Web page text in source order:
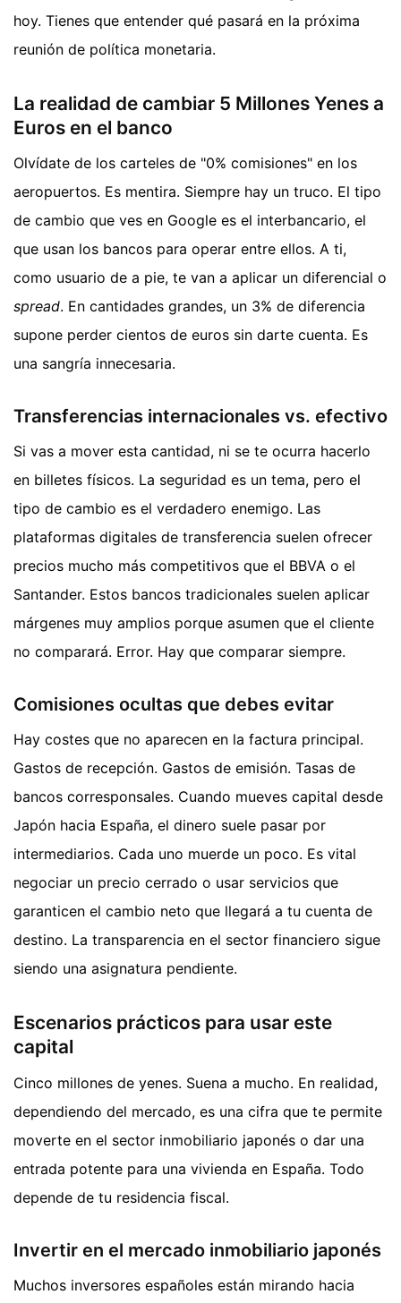
hoy. Tienes que entender qué pasará en la próxima
reunión de política monetaria.
La realidad de cambiar 5 Millones Yenes a
Euros en el banco
Olvídate de los carteles de "0% comisiones" en los
aeropuertos. Es mentira. Siempre hay un truco. El tipo
de cambio que ves en Google es el interbancario, el
que usan los bancos para operar entre ellos. A ti,
como usuario de a pie, te van a aplicar un diferencial o
spread. En cantidades grandes, un 3% de diferencia
supone perder cientos de euros sin darte cuenta. Es
una sangría innecesaria.
Transferencias internacionales vs. efectivo
Si vas a mover esta cantidad, ni se te ocurra hacerlo
en billetes físicos. La seguridad es un tema, pero el
tipo de cambio es el verdadero enemigo. Las
plataformas digitales de transferencia suelen ofrecer
precios mucho más competitivos que el BBVA o el
Santander. Estos bancos tradicionales suelen aplicar
márgenes muy amplios porque asumen que el cliente
no comparará. Error. Hay que comparar siempre.
Comisiones ocultas que debes evitar
Hay costes que no aparecen en la factura principal.
Gastos de recepción. Gastos de emisión. Tasas de
bancos corresponsales. Cuando mueves capital desde
Japón hacia España, el dinero suele pasar por
intermediarios. Cada uno muerde un poco. Es vital
negociar un precio cerrado o usar servicios que
garanticen el cambio neto que llegará a tu cuenta de
destino. La transparencia en el sector financiero sigue
siendo una asignatura pendiente.
Escenarios prácticos para usar este
capital
Cinco millones de yenes. Suena a mucho. En realidad,
dependiendo del mercado, es una cifra que te permite
moverte en el sector inmobiliario japonés o dar una
entrada potente para una vivienda en España. Todo
depende de tu residencia fiscal.
Invertir en el mercado inmobiliario japonés
Muchos inversores españoles están mirando hacia